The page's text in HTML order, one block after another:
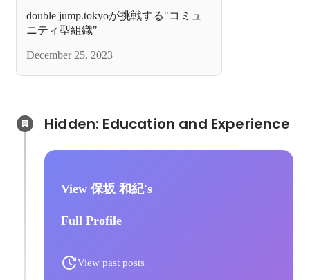
double jump.tokyoが挑戦する"コミュ
ニティ型組織"
December 25, 2023
View 保坂 和紀's
Full Profile
View past posts